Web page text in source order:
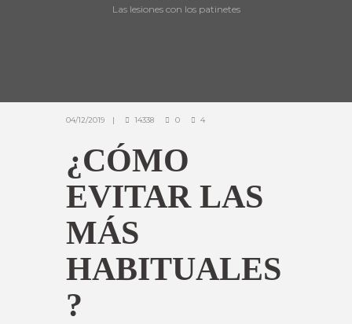
Las lesiones con los patinetes
04/12/2019 14338 0 4
¿CÓMO
EVITAR LAS
MÁS
HABITUALES
?